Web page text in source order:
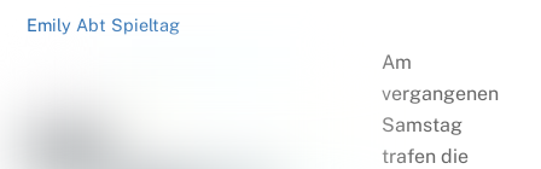
Emily Abt Spieltag
Am
vergangenen
Samstag
trafen die